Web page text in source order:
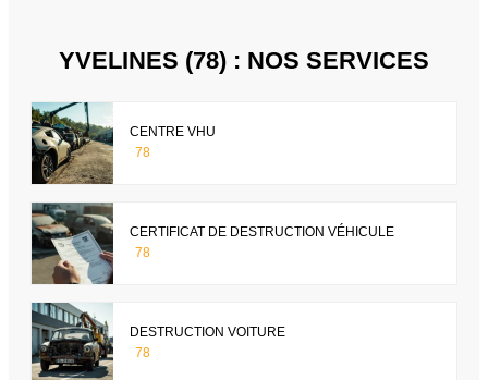
YVELINES (78) : NOS SERVICES
CENTRE VHU
78
CERTIFICAT DE DESTRUCTION VÉHICULE
78
DESTRUCTION VOITURE
78